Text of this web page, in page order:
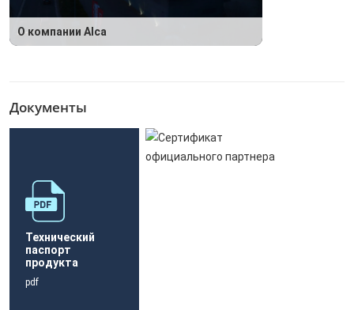
О компании Alca
Документы
Технический
паспорт
продукта
pdf